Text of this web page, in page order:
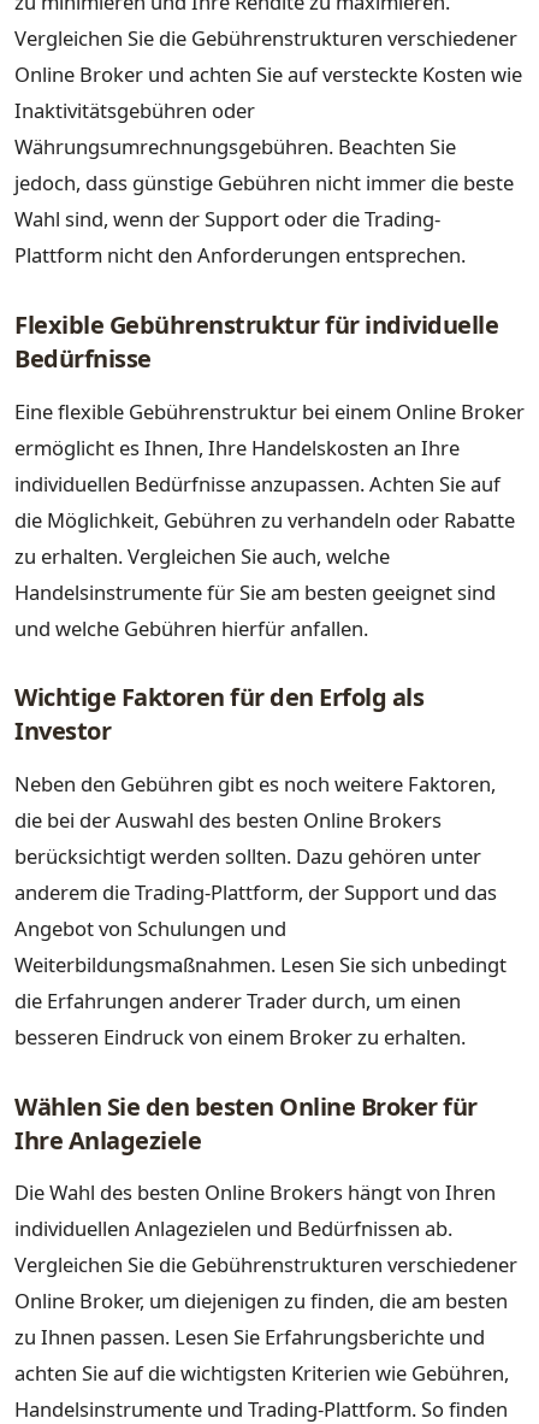
Vergleichen Sie die Gebührenstrukturen verschiedener
Online Broker und achten Sie auf versteckte Kosten wie
Inaktivitätsgebühren oder
Währungsumrechnungsgebühren. Beachten Sie
jedoch, dass günstige Gebühren nicht immer die beste
Wahl sind, wenn der Support oder die Trading-
Plattform nicht den Anforderungen entsprechen.
Flexible Gebührenstruktur für individuelle
Bedürfnisse
Eine flexible Gebührenstruktur bei einem Online Broker
ermöglicht es Ihnen, Ihre Handelskosten an Ihre
individuellen Bedürfnisse anzupassen. Achten Sie auf
die Möglichkeit, Gebühren zu verhandeln oder Rabatte
zu erhalten. Vergleichen Sie auch, welche
Handelsinstrumente für Sie am besten geeignet sind
und welche Gebühren hierfür anfallen.
Wichtige Faktoren für den Erfolg als
Investor
Neben den Gebühren gibt es noch weitere Faktoren,
die bei der Auswahl des besten Online Brokers
berücksichtigt werden sollten. Dazu gehören unter
anderem die Trading-Plattform, der Support und das
Angebot von Schulungen und
Weiterbildungsmaßnahmen. Lesen Sie sich unbedingt
die Erfahrungen anderer Trader durch, um einen
besseren Eindruck von einem Broker zu erhalten.
Wählen Sie den besten Online Broker für
Ihre Anlageziele
Die Wahl des besten Online Brokers hängt von Ihren
individuellen Anlagezielen und Bedürfnissen ab.
Vergleichen Sie die Gebührenstrukturen verschiedener
Online Broker, um diejenigen zu finden, die am besten
zu Ihnen passen. Lesen Sie Erfahrungsberichte und
achten Sie auf die wichtigsten Kriterien wie Gebühren,
Handelsinstrumente und Trading-Plattform. So finden